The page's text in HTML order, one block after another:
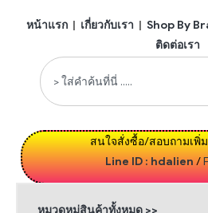
หน้าแรก | เกี่ยวกับเรา | Shop By
ติดต่อเรา
สนใจสั่งซื้อ/สอบถามเพิ่
Line ID : hdalien/
หมวดหมู่สินค้าทั้งหมด >>